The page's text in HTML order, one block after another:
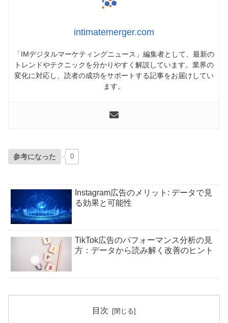
intimatemerger.com
「IMデジタルマーケティングニュース」編集者として、最新の
トレンドやテクニックを分かりやすく解説しています。業界の
変化に対応し、読者の成功をサポートする記事をお届けしてい
ます。
参考になった 0
Instagram広告のメリット: データで見
る効果と可能性
TikTok広告のパフォーマンス分析の見
方：データから読み解く改善のヒント
目次